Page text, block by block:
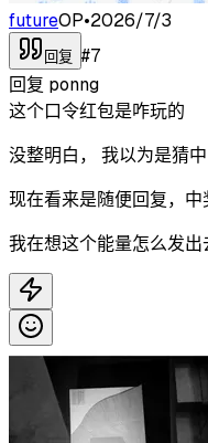
futureOP•2026/7/3
回复 #7
回复 ponng
这个口令红包是咋玩的
没整明白， 我以为是猜
现在看来是随便回复，中
我在想这个能量怎么发